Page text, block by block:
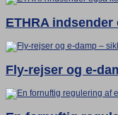
ETHRA
Fly-rejser og e-